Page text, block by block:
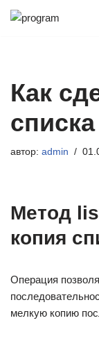
Как
автор: admin
Метод
копия
Операция
мелкую копию